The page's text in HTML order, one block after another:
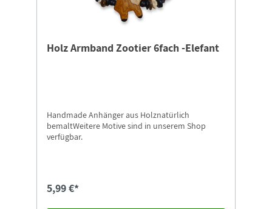
Holz Armband Zootier 6fach -Elefant
Handmade Anhänger aus Holznatürlich
bemaltWeitere Motive sind in unserem Shop
verfügbar.
5,99 €*